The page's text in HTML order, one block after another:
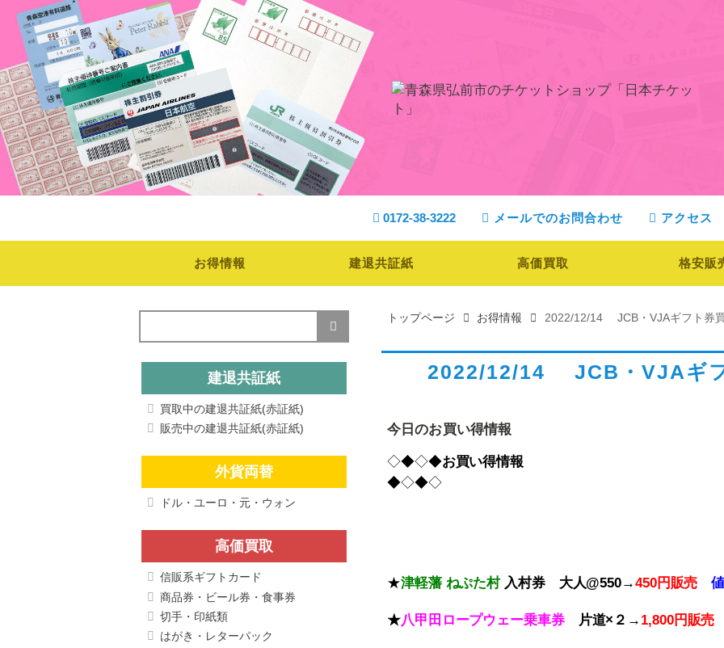
0172-38-3222 メールでのお問合わせ アクセス
お得情報 建退共証紙 高価買取 格安販
トップページ お得情報 2022/12/14 JCB・VJAギフト券
2022/12/14 JCB・VJAギ
今日のお買い得情報
◇◆◇◆お買い得情報
◆◇◆◇
★津軽藩 ねぷた村 入村券 大人@550→450円販売
★八甲田ロープウェー乗車券 片道×２→ 1,800円販
建退共証紙
買取中の建退共証紙(赤証紙)
販売中の建退共証紙(赤証紙)
外貨両替
ドル・ユーロ・元・ウォン
高価買取
信販系ギフトカード
商品券・ビール券・食事券
切手・印紙類
はがき・レターパック